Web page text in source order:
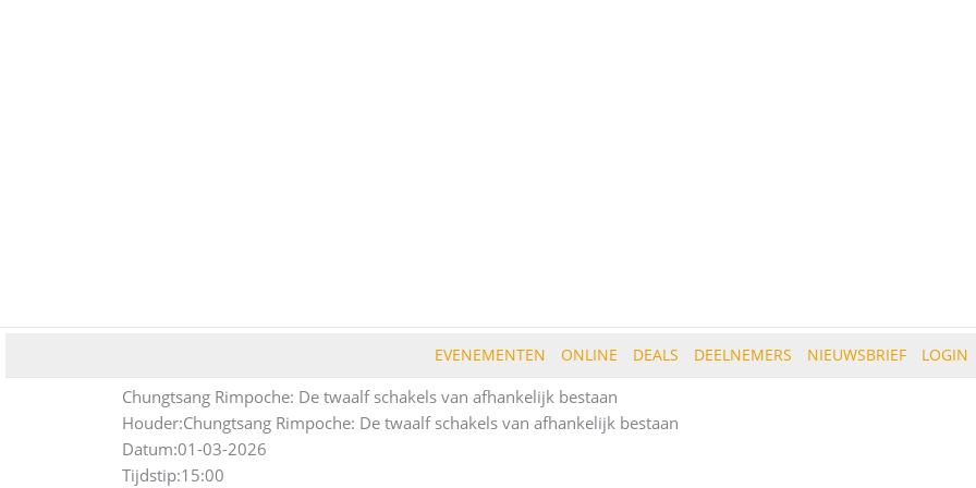
EVENEMENTEN ONLINE DEALS DEELNEMERS NIEUWSBRIEF LOGIN
Chungtsang Rimpoche: De twaalf schakels van afhankelijk bestaan
Houder:Chungtsang Rimpoche: De twaalf schakels van afhankelijk bestaan
Datum:01-03-2026
Tijdstip:15:00